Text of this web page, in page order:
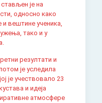
је на
односно како
и вештине ученика,
тако и у
резултати и
је уследила
је учествовало 23
и идеја
атмосфере